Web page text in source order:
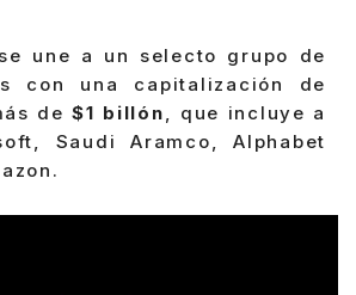
une a un selecto grupo de
con una capitalización de
de $1 billón, que incluye a
Saudi Aramco, Alphabet